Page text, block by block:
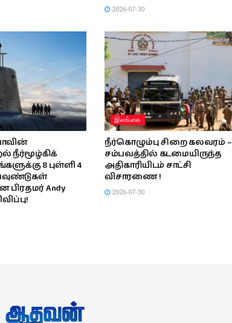
2026-07-30
நீர்மூழ்கிக்
8 புள்ளி 4
பிரதமர் Andy
இலங்கை
நீர்கொழும்பு சிறை கலவரம் –
சம்பவத்தில் கடமையிருந்த
அதிகாரியிடம் சாட்சி
விசாரணை !
2026-07-30